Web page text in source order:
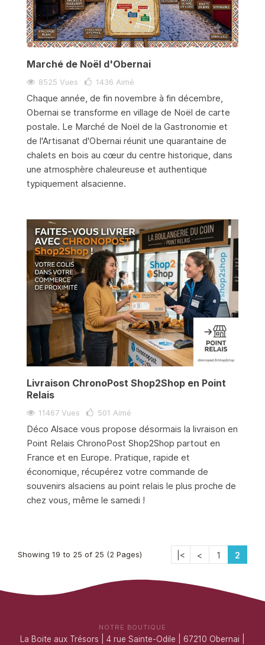
Marché de Noël d'Obernai
8525 Vues 1436 Aimé
Chaque année, de fin novembre à fin décembre,
Obernai se transforme en village de Noël de carte
postale. Le Marché de Noël de la Gastronomie et
de l'Artisanat d'Obernai réunit une quarantaine de
chalets en bois au cœur du centre historique, dans
une atmosphère chaleureuse et authentique
typiquement alsacienne.
Livraison ChronoPost Shop2Shop en Point
Relais
11467 Vues 501 Aimé
Déco Alsace vous propose désormais la livraison en
Point Relais ChronoPost Shop2Shop partout en
France et en Europe. Pratique, rapide et
économique, récupérez votre commande de
souvenirs alsaciens au point relais le plus proche de
chez vous, même le samedi !
|< < 1 2
Showing 19 to 25 of 25 (2 Pages)
NOTRE BOUTIQUE
La Boite aux Trésors | 4 rue Sainte-Odile | 67210 Obernai |